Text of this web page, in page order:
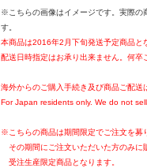
※こちらの画像はイメージです。実際の
す。
本商品は2016年2月下旬発送予定商品と
配送日時指定はお承り出来ません。何卒
海外からのご購入手続き及び商品ご配送
For Japan residents only. We do not
※こちらの商品は期間限定でご注文を募
その期間にご注文いただいた方のみに
受注生産限定商品となります。